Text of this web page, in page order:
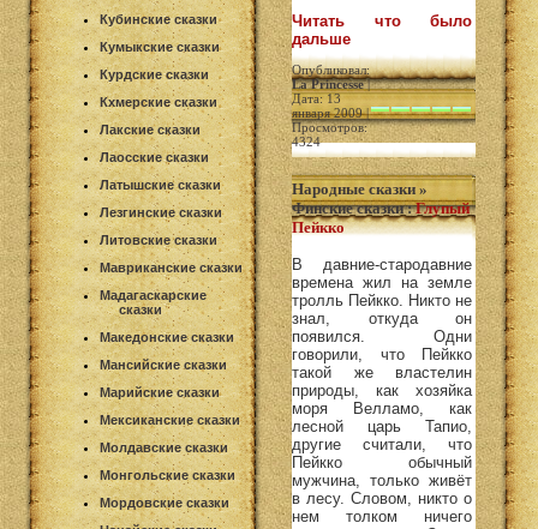
Кубинские сказки
Кумыкские сказки
Курдские сказки
Кхмерские сказки
Лакские сказки
Лаосские сказки
Латышские сказки
Лезгинские сказки
Литовские сказки
Мавриканские сказки
Мадагаскарские
сказки
Македонские сказки
Мансийские сказки
Марийские сказки
Мексиканские сказки
Молдавские сказки
Монгольские сказки
Мордовские сказки
Читать что было
дальше
Опубликовал:
La Princesse|
Дата: 13
января 2009 |
Просмотров:
4324
Народные сказки »
Финские сказки:Глупый
Пейкко
В давние-стародавние
времена жил на земле
тролль Пейкко. Никто не
знал, откуда он
появился. Одни
говорили, что Пейкко
такой же властелин
природы, как хозяйка
моря Велламо, как
лесной царь Тапио,
другие считали, что
Пейкко обычный
мужчина, только живёт
в лесу. Словом, никто о
нем толком ничего